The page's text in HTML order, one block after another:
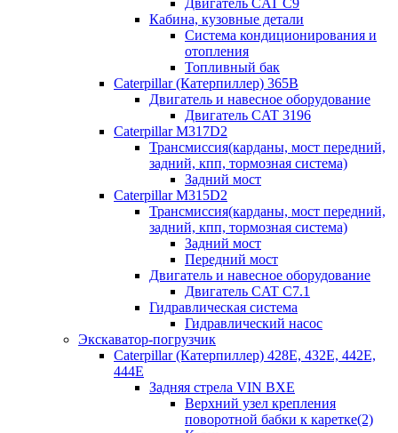
Двигатель CAT C9
Кабина, кузовные детали
Система кондиционирования и
отопления
Топливный бак
Caterpillar (Катерпиллер) 365B
Двигатель и навесное оборудование
Двигатель CAT 3196
Caterpillar M317D2
Трансмиссия(карданы, мост передний,
задний, кпп, тормозная система)
Задний мост
Caterpillar M315D2
Трансмиссия(карданы, мост передний,
задний, кпп, тормозная система)
Задний мост
Передний мост
Двигатель и навесное оборудование
Двигатель CAT C7.1
Гидравлическая система
Гидравлический насос
Экскаватор-погрузчик
Caterpillar (Катерпиллер) 428E, 432E, 442E,
444E
Задняя стрела VIN BXE
Верхний узел крепления
поворотной бабки к каретке(2)